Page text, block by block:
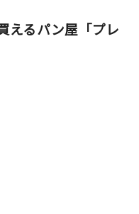
えるパン屋「プレ